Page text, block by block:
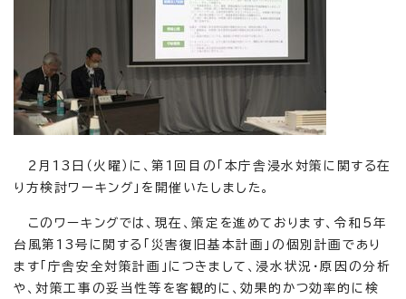
2月13日（火曜）に、第1回目の「本庁舎浸水対策に関する在
り方検討ワーキング」を開催いたしました。
このワーキングでは、現在、策定を進めております、令和5年
台風第13号に関する「災害復旧基本計画」の個別計画であり
ます「庁舎安全対策計画」につきまして、浸水状況・原因の分析
や、対策工事の妥当性等を客観的に、効果的かつ効率的に検